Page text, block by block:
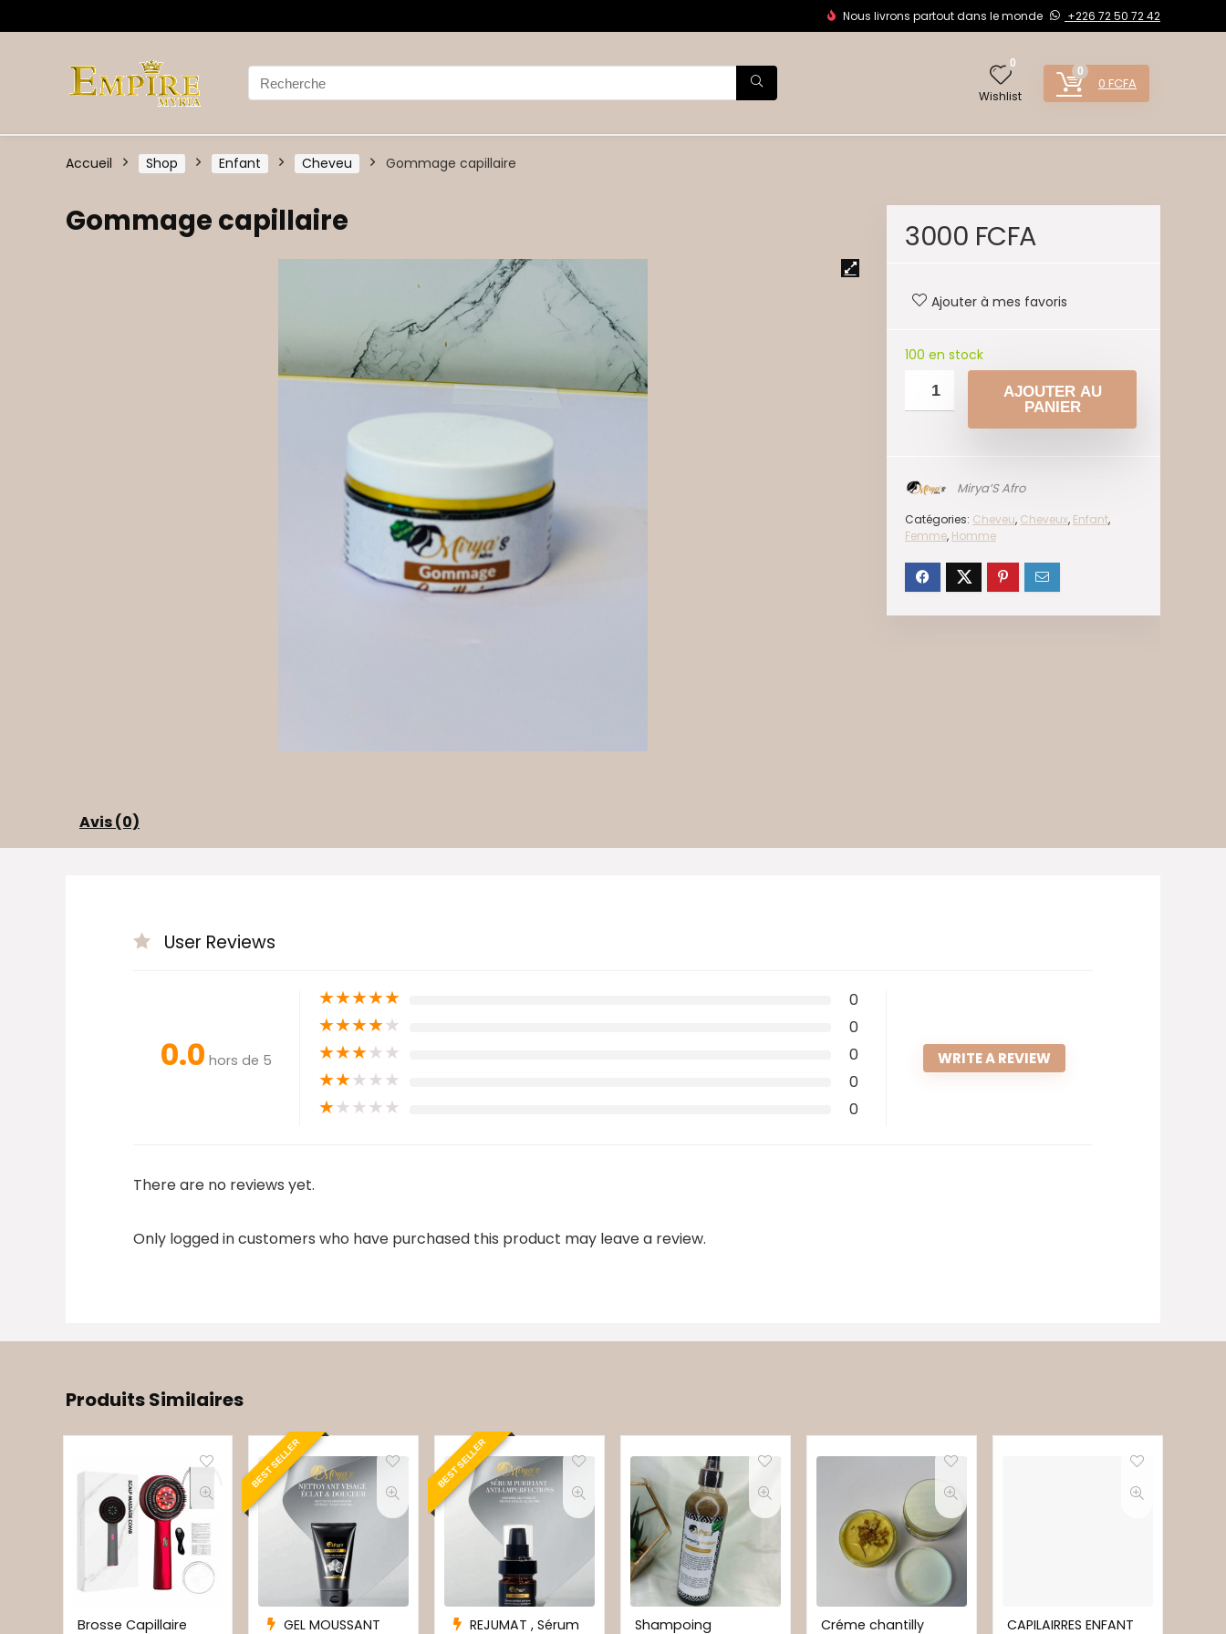
Nous livrons partout dans le monde +226 72 50 72 42
0
Wishlist
0
0 FCFA
Accueil Shop Enfant Cheveu Gommage capillaire
Gommage capillaire 3000 FCFA
Ajouter à mes favoris
100 en stock
AJOUTER AU
PANIER
Mirya’S Afro
Catégories: Cheveu, Cheveux, Enfant,
Femme, Homme
Avis (0)
User Reviews
0.0 hors de 5
★★★★★ 0
★★★★★ 0
★★★★★ 0
★★★★★ 0
★★★★★ 0
WRITE A REVIEW
There are no reviews yet.
Only logged in customers who have purchased this product may leave a review.
Produits Similaires
Brosse Capillaire
BEST SELLER
GEL MOUSSANT
BEST SELLER
REJUMAT , Sérum
Shampoing
Créme chantilly CAPILAIRRES ENFANT